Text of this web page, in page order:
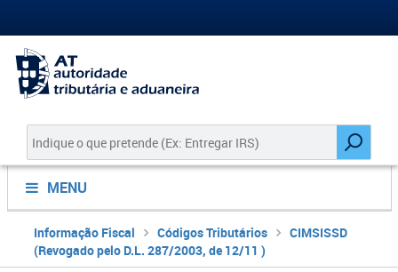
MENU
Informação Fiscal Códigos Tributários
CIMSISSD
(Revogado pelo D.L. 287/2003, de 12/11 )